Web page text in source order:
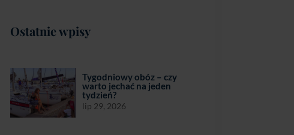
Ostatnie wpisy
Tygodniowy obóz – czy
warto jechać na jeden
tydzień?
lip 29, 2026